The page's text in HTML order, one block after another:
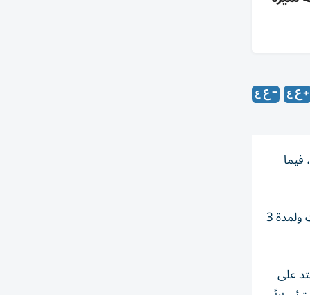
وتوقع المركز الوطني للأرصاد استمرار الأمطار على بعض المناطق الشرقية والجنوبية تمتد على بعض المناطق الداخلية اليوم السبت ولمدة 3
على